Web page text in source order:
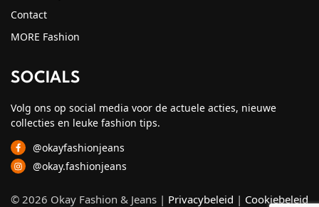
Contact
MORE Fashion
SOCIALS
Volg ons op social media voor de actuele acties, nieuwe
collecties en leuke fashion tips.
@okayfashionjeans
@okay.fashionjeans
© 2026 Okay Fashion & Jeans | Privacybeleid | Cookiebeleid